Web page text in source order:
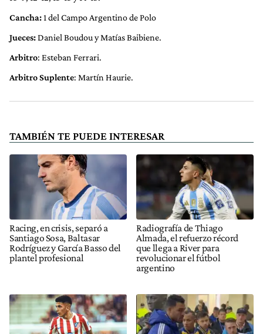
Cancha:1 del Campo Argentino de Polo
Jueces:Daniel Boudou y Matías Baibiene.
Arbitro: Esteban Ferrari.
Arbitro Suplente: Martín Haurie.
TAMBIÉN TE PUEDE INTERESAR
Racing, en crisis, separó a
Santiago Sosa, Baltasar
Rodríguez y García Basso del
plantel profesional
Radiografía de Thiago
Almada, el refuerzo récord
que llega a River para
revolucionar el fútbol
argentino